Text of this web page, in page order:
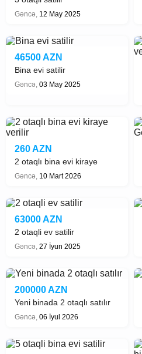
Gəncə, 12 May 2025
46500 AZN
Bina evi satilir
Gəncə, 03 May 2025
260 AZN
2 otaqlı bina evi kiraye
verilir
Gəncə, 10 Mart 2026
63000 AZN
2 otaqli ev satilir
Gəncə, 27 İyun 2025
200000 AZN
Yeni binada 2 otaqlı satılır
Gəncə, 06 İyul 2026